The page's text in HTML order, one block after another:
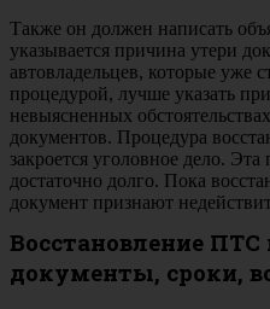
Также он должен написать
указывается причина утери
автовладельцев, которые уже
процедурой, лучше указать
невыясненных
документов. Процедура
закроется уголовное дело.
достаточно долго. Пока
документ признают
Восстановление ПТС
документы, сроки,